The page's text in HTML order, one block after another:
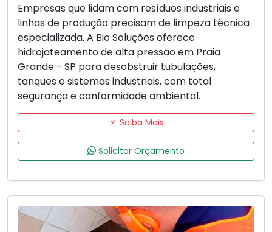
Empresas que lidam com resíduos industriais e
linhas de produção precisam de limpeza técnica
especializada. A Bio Soluções oferece
hidrojateamento de alta pressão em Praia
Grande - SP para desobstruir tubulações,
tanques e sistemas industriais, com total
segurança e conformidade ambiental.
Saiba Mais
Solicitar Orçamento